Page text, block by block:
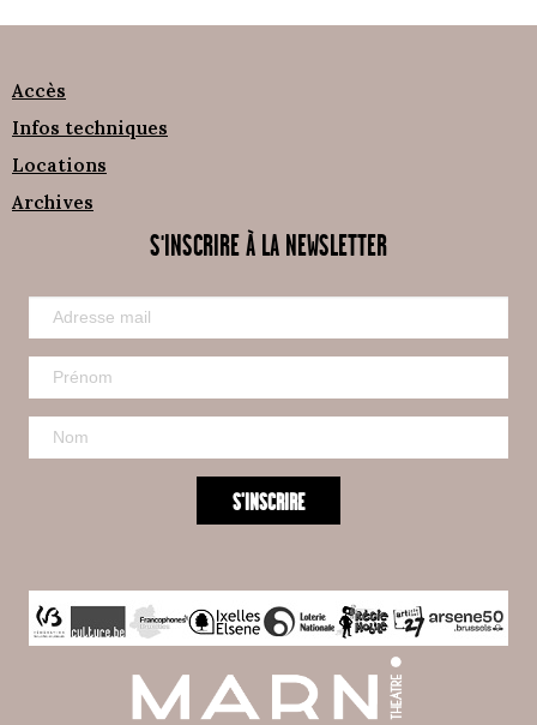
Accès
Infos techniques
Locations
Archives
S'INSCRIRE À LA NEWSLETTER